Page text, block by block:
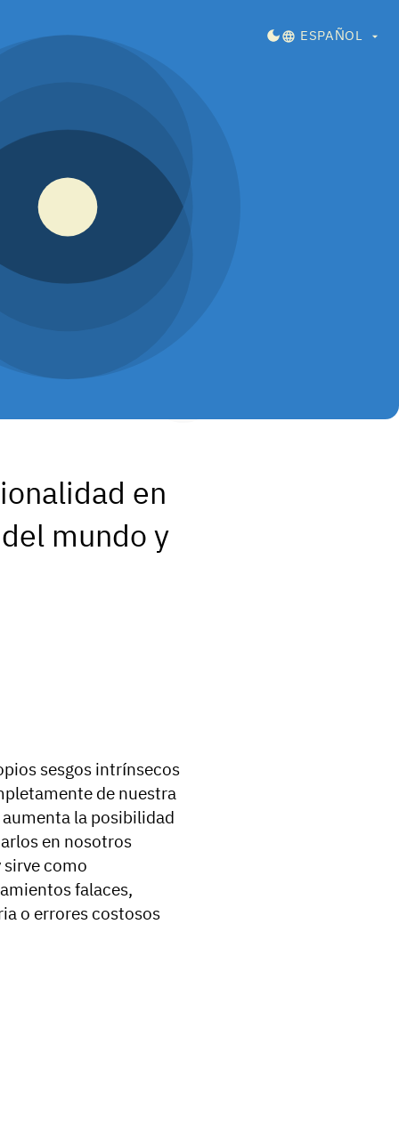
DARK MODE
ESPAÑOL
juicio que influye en
en
mundo y
sesgos intrínsecos
de nuestra
la posibilidad
en nosotros
sirve como
falaces,
o errores costosos